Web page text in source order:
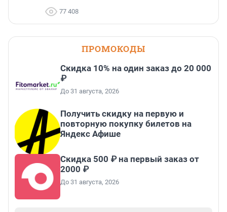
77 408
ПРОМОКОДЫ
Скидка 10% на один заказ до 20 000
₽
До 31 августа, 2026
Получить скидку на первую и
повторную покупку билетов на
Яндекс Афише
Скидка 500 ₽ на первый заказ от
2000 ₽
До 31 августа, 2026